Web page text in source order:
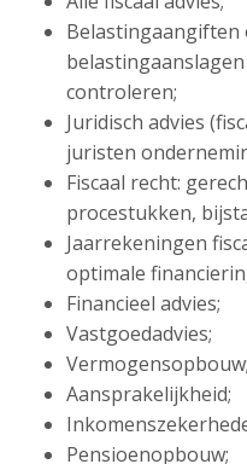
Belastingaangiften
controleren;
Juridisch advies
juristen
Fiscaal recht:
procestukken,
Jaarrekeningen
optimale
Financieel advies;
Vastgoedadvies;
Vermogensopbouw;
Aansprakelijkheid;
Pensioenopbouw;